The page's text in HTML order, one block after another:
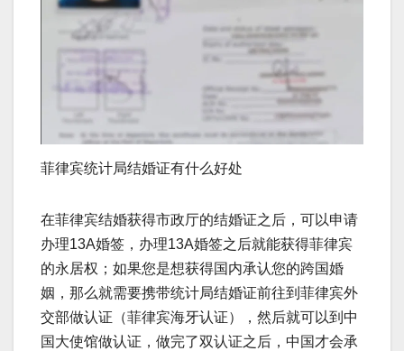
菲律宾统计局结婚证有什么好处
在菲律宾结婚获得市政厅的结婚证之后，可以申请
办理13A婚签，办理13A婚签之后就能获得菲律宾
的永居权；如果您是想获得国内承认您的跨国婚
姻，那么就需要携带统计局结婚证前往到菲律宾外
交部做认证（菲律宾海牙认证），然后就可以到中
国大使馆做认证，做完了双认证之后，中国才会承